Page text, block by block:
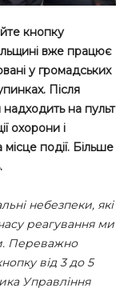
кнопку
вже працює
у громадських
Після
на пульт
охорони і
події. Більше
небезпеки, які
реагування ми
Переважно
від 3 до 5
Управління